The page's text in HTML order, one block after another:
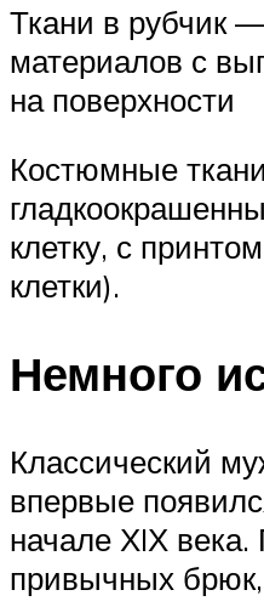
Ткани в рубчик
материалов с
на поверхности
Костюмные
клетку, с
клетки).
Немного
Классический
впервые
начале ХIХ
привычных